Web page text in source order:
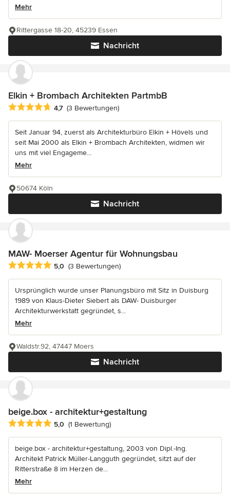
Mehr
Nachricht
Rittergasse 18-20, 45239 Essen
Elkin + Brombach Architekten PartmbB
Durchschnittliche Bewertung: 4.7 von 5 Sternen
4,7 (3 Bewertungen)
Seit Januar 94, zuerst als Architekturbüro Elkin + Hövels und
seit Mai 2000 als Elkin + Brombach Architekten, widmen wir
uns mit viel Engageme...
Mehr
Nachricht
50674 Köln
MAW- Moerser Agentur für Wohnungsbau
Durchschnittliche Bewertung: 5 von 5 Sternen
5,0 (3 Bewertungen)
Ursprünglich wurde unser Planungsbüro mit Sitz in Duisburg
1989 von Klaus-Dieter Siebert als DAW- Duisburger
Architekturwerkstatt gegründet, s...
Mehr
Nachricht
Waldstr.92, 47447 Moers
beige.box - architektur+gestaltung
Durchschnittliche Bewertung: 5 von 5 Sternen
5,0 (1 Bewertung)
beige.box - architektur+gestaltung, 2003 von Dipl.-Ing.
Architekt Patrick Müller-Langguth gegründet, sitzt auf der
Ritterstraße 8 im Herzen de...
Mehr